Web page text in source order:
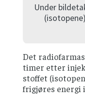
Under bildetaking
(isotopene) i
Det
timer etter
stoffet
frigjøres energi